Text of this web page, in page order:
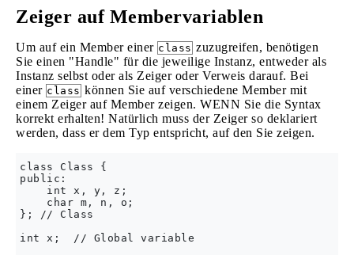
Zeiger auf Membervariablen
Um auf ein Member einer class zuzugreifen, benötigen
Sie einen "Handle" für die jeweilige Instanz, entweder als
Instanz selbst oder als Zeiger oder Verweis darauf. Bei
einer class können Sie auf verschiedene Member mit
einem Zeiger auf Member zeigen. WENN Sie die Syntax
korrekt erhalten! Natürlich muss der Zeiger so deklariert
werden, dass er dem Typ entspricht, auf den Sie zeigen.
class Class {
public:
    int x, y, z;
    char m, n, o;
}; // Class
int x;  // Global variable